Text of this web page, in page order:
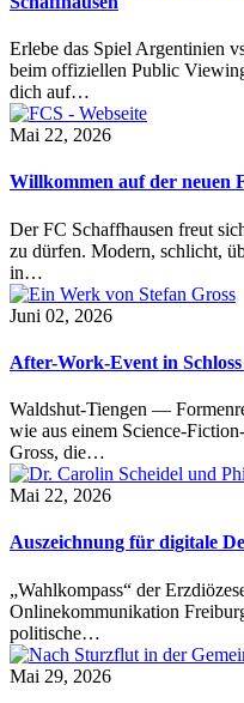
Erlebe das Spiel Argentinien
beim offiziellen Public
dich auf…
Mai 22, 2026
Willkommen auf der neuen
Der FC Schaffhausen freut
zu dürfen. Modern, schlicht,
in…
Juni 02, 2026
After-Work-Event in
Waldshut-Tiengen —
wie aus einem Science-
Gross, die…
Mai 22, 2026
Auszeichnung für digitale
„Wahlkompass“ der
Onlinekommunikation
politische…
Mai 29, 2026